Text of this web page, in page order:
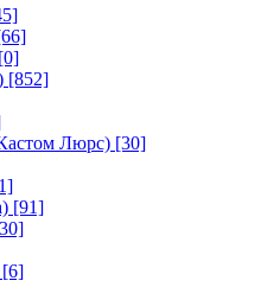
[0]
[852]
Люрс) [30]
[91]
[6]